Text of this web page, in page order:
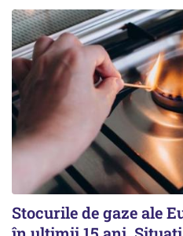
Stocurile de gaze ale